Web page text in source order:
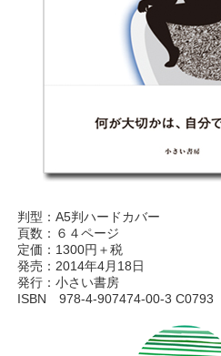
判型：A5判ハードカバー
頁数：６４ページ
定価：1300円＋税
発売：2014年4月18日
発行：小さい書房
ISBN 978-4-907474-00-3 C0793